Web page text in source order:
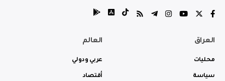
العراق
محليات
سياسة
العالم
عربي ودولي
أقتصاد